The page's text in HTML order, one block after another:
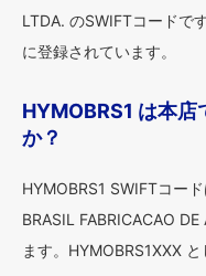
LTDA. のSWIFTコードで
に登録されています。
HYMOBRS1 は本
か？
HYMOBRS1 SWIFTコー
BRASIL FABRICACAO
ます。HYMOBRS1XXX